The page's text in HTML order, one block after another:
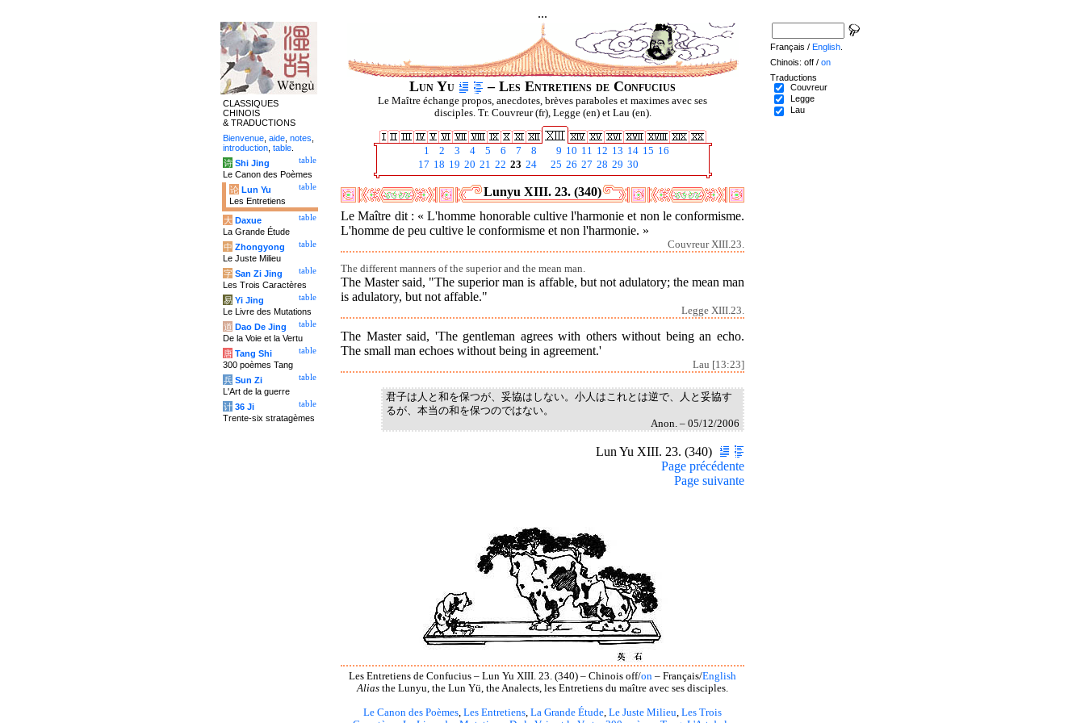
...
Lun Yu – Les Entretiens de Confucius
Le Maître échange propos, anecdotes, brèves paraboles et maximes avec ses
disciples. Tr. Couvreur (fr), Legge (en) et Lau (en).
1 2 3 4 5 6 7 8 9 10 11 12 13 14 15 16
17 18 19 20 21 22 23 24 25 26 27 28 29 30
Lunyu XIII. 23. (340)
Le Maître dit : « L'homme honorable cultive l'harmonie et non le conformisme.
L'homme de peu cultive le conformisme et non l'harmonie. »
Couvreur XIII.23.
The different manners of the superior and the mean man.
The Master said, "The superior man is affable, but not adulatory; the mean man
is adulatory, but not affable."
Legge XIII.23.
The Master said, 'The gentleman agrees with others without being an echo.
The small man echoes without being in agreement.'
Lau [13:23]
君子は人と和を保つが、妥協はしない。小人はこれとは逆で、人と妥協す
るが、本当の和を保つのではない。
Anon. – 05/12/2006
Lun Yu XIII. 23. (340)
Page précédente
Page suivante
Les Entretiens de Confucius – Lun Yu XIII. 23. (340) – Chinois off/on – Français/English
Alias the Lunyu, the Lun Yü, the Analects, les Entretiens du maître avec ses disciples.
Le Canon des Poèmes Les Entretiens La Grande Étude Le Juste Milieu Les Trois
CLASSIQUES
CHINOIS
& TRADUCTIONS
Bienvenue aide notes
introduction table
table
诗 Shi Jing
Le Canon des Poèmes
table
论 Lun Yu
Les Entretiens
table
大 Daxue
La Grande Étude
table
中 Zhongyong
Le Juste Milieu
table
字 San Zi Jing
Les Trois Caractères
table
易 Yi Jing
Le Livre des Mutations
table
道 Dao De Jing
De la Voie et la Vertu
table
唐 Tang Shi
300 poèmes Tang
table
兵 Sun Zi
L'Art de la guerre
table
计 36 Ji
Trente-six stratagèmes
Français / English
Chinois: off / on
Traductions
Couvreur
Legge
Lau